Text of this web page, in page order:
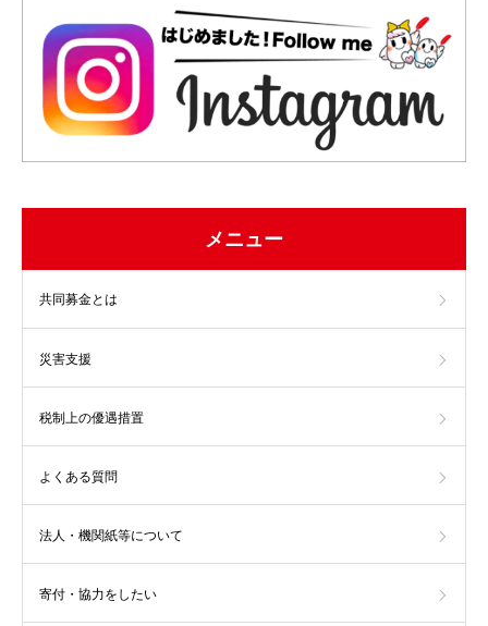
メニュー
共同募金とは
災害支援
税制上の優遇措置
よくある質問
法人・機関紙等について
寄付・協力をしたい